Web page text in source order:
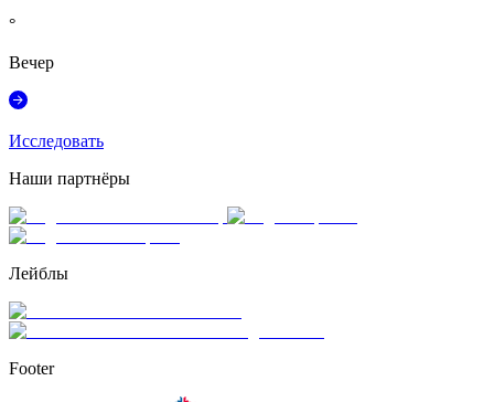
°
Вечер
Исследовать
Наши партнёры
Лейблы
Footer